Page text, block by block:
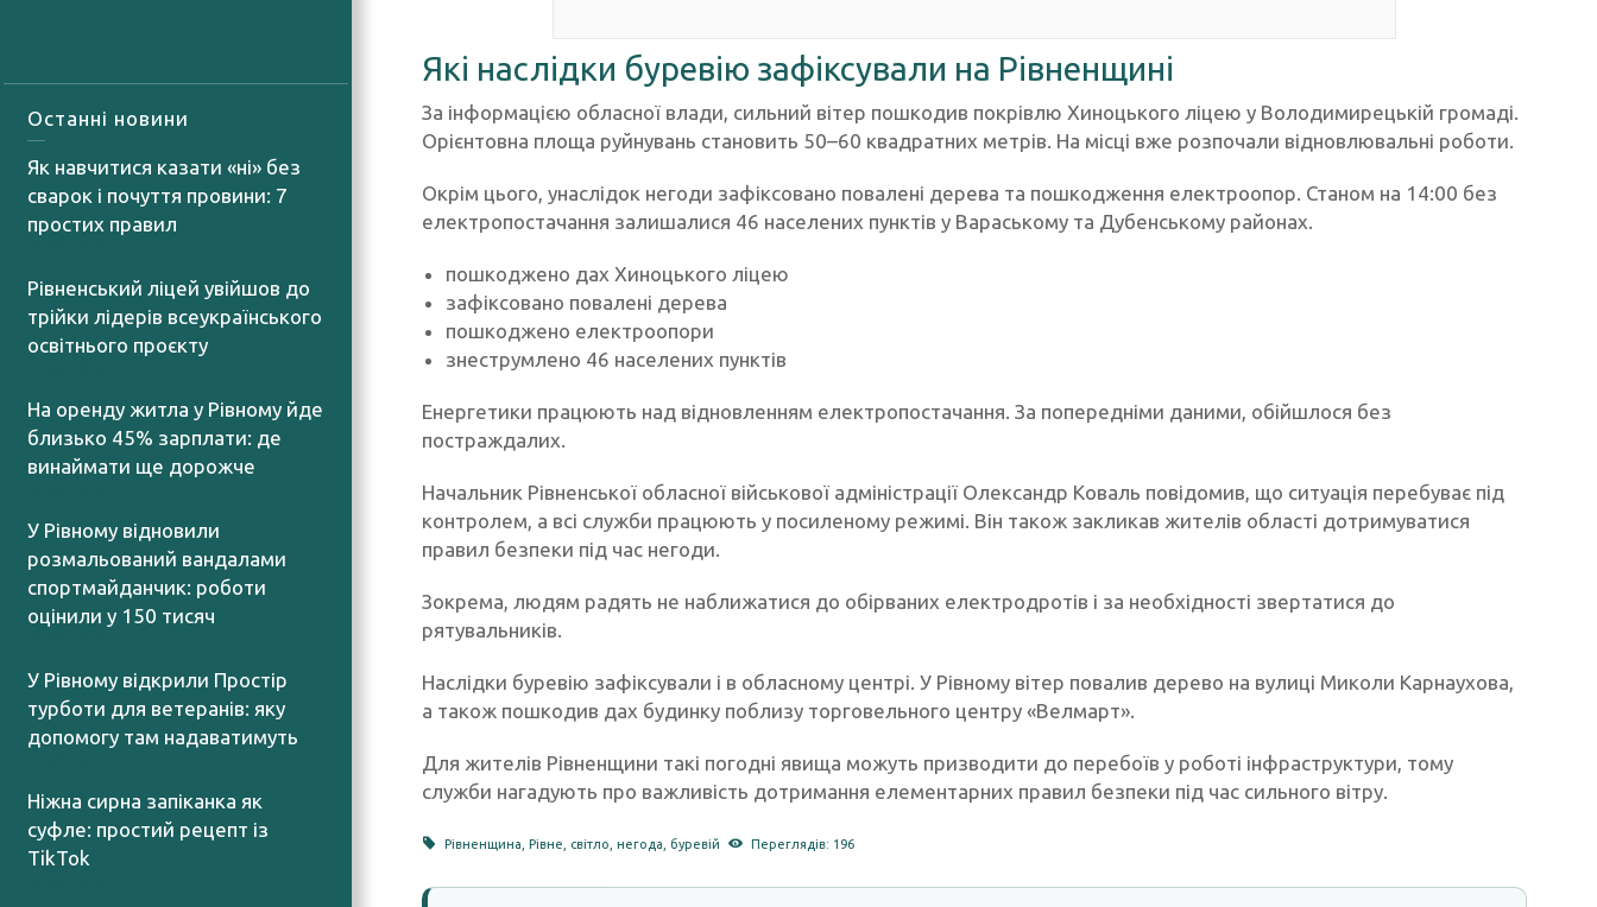
Останні новини
Як навчитися казати «ні» без
сварок і почуття провини: 7
простих правил
Рівненський ліцей увійшов до
трійки лідерів всеукраїнського
освітнього проєкту
На оренду житла у Рівному йде
близько 45% зарплати: де
винаймати ще дорожче
У Рівному відновили
розмальований вандалами
спортмайданчик: роботи
оцінили у 150 тисяч
У Рівному відкрили Простір
турботи для ветеранів: яку
допомогу там надаватимуть
Ніжна сирна запіканка як
суфле: простий рецепт із
TikTok
Які наслідки буревію зафіксували на Рівненщині
За інформацією обласної влади, сильний вітер пошкодив покрівлю Хиноцького ліцею у Володимирецькій громаді.
Орієнтовна площа руйнувань становить 50–60 квадратних метрів. На місці вже розпочали відновлювальні роботи.
Окрім цього, унаслідок негоди зафіксовано повалені дерева та пошкодження електроопор. Станом на 14:00 без
електропостачання залишалися 46 населених пунктів у Вараському та Дубенському районах.
пошкоджено дах Хиноцького ліцею
зафіксовано повалені дерева
пошкоджено електроопори
знеструмлено 46 населених пунктів
Енергетики працюють над відновленням електропостачання. За попередніми даними, обійшлося без
постраждалих.
Начальник Рівненської обласної військової адміністрації Олександр Коваль повідомив, що ситуація перебуває під
контролем, а всі служби працюють у посиленому режимі. Він також закликав жителів області дотримуватися
правил безпеки під час негоди.
Зокрема, людям радять не наближатися до обірваних електродротів і за необхідності звертатися до
рятувальників.
Наслідки буревію зафіксували і в обласному центрі. У Рівному вітер повалив дерево на вулиці Миколи Карнаухова,
а також пошкодив дах будинку поблизу торговельного центру «Велмарт».
Для жителів Рівненщини такі погодні явища можуть призводити до перебоїв у роботі інфраструктури, тому
служби нагадують про важливість дотримання елементарних правил безпеки під час сильного вітру.
Рівненщина ,Рівне світло ,негода ,буревій Переглядів: 196